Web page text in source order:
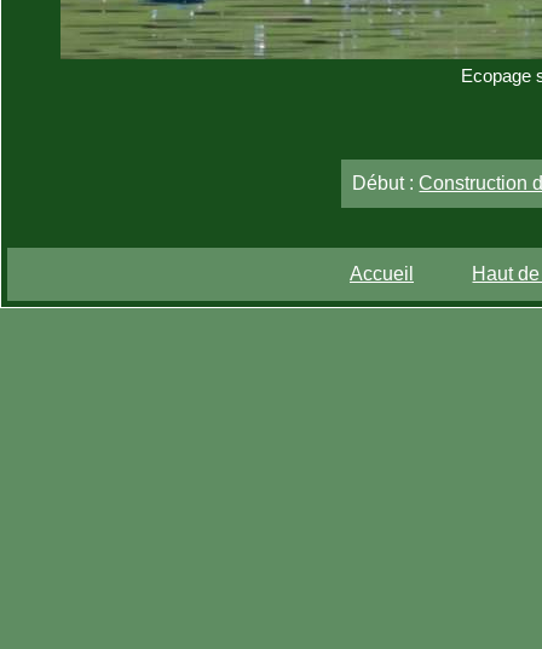
Ecopage
Début :Construction
Accueil Haut